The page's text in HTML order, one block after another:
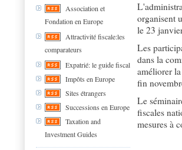
Association et
Fondation en Europe
Attractivité fiscale:les
comparateurs
Expatrié: le guide fiscal
Impôts en Europe
Sites étrangers
Successions en Europe
Taxation and
Investment Guides
organisent
le 23
Les
dans la
améliorer
fin
Le
fiscales
mesures à